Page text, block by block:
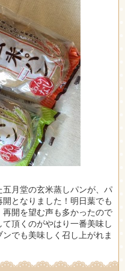
月堂の玄米蒸しパンが、パ
となりました！明日葉でも
開を望む声も多かったので
頂くのがやはり一番美味し
でも美味しく召し上がれま